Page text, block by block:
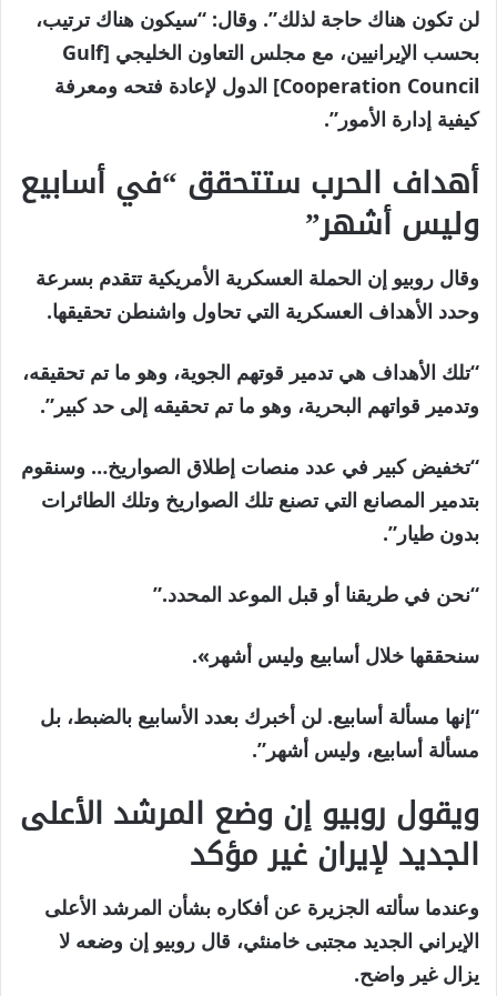
لن تكون هناك حاجة لذلك”. وقال: “سيكون هناك ترتيب،
بحسب الإيرانيين، مع مجلس التعاون الخليجي [Gulf
Cooperation Council] الدول لإعادة فتحه ومعرفة
كيفية إدارة الأمور”.
أهداف الحرب ستتحقق “في أسابيع
وليس أشهر”
وقال روبيو إن الحملة العسكرية الأمريكية تتقدم بسرعة
وحدد الأهداف العسكرية التي تحاول واشنطن تحقيقها.
“تلك الأهداف هي تدمير قوتهم الجوية، وهو ما تم تحقيقه،
وتدمير قواتهم البحرية، وهو ما تم تحقيقه إلى حد كبير”.
“تخفيض كبير في عدد منصات إطلاق الصواريخ… وسنقوم
بتدمير المصانع التي تصنع تلك الصواريخ وتلك الطائرات
بدون طيار”.
“نحن في طريقنا أو قبل الموعد المحدد.”
سنحققها خلال أسابيع وليس أشهر».
“إنها مسألة أسابيع. لن أخبرك بعدد الأسابيع بالضبط، بل
مسألة أسابيع، وليس أشهر”.
ويقول روبيو إن وضع المرشد الأعلى
الجديد لإيران غير مؤكد
وعندما سألته الجزيرة عن أفكاره بشأن المرشد الأعلى
الإيراني الجديد مجتبى خامنئي، قال روبيو إن وضعه لا
يزال غير واضح.